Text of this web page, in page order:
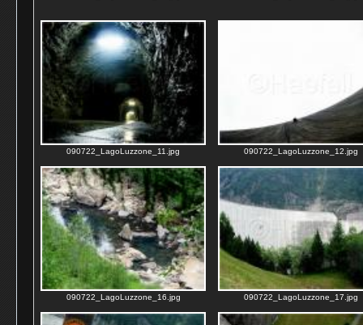
090722_LagoLuzzone_11.jpg 090722_LagoLuzzone_12.jpg
090722_LagoLuzzone_16.jpg 090722_LagoLuzzone_17.jpg